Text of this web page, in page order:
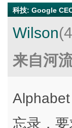
科技: Google
Wilson
来自河
忘录，